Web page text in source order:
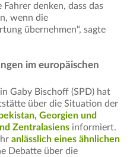
denken, dass das
wenn die
übernehmen", sagte
im europäischen
Gaby Bischoff (SPD) hat
über die Situation der
Georgien und
Zentralasiens informiert.
anlässlich eines ähnlichen
Debatte über die